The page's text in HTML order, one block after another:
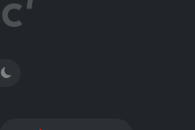
PŘEPNOUT SVĚTLÝ/TMAVÝ REŽIM